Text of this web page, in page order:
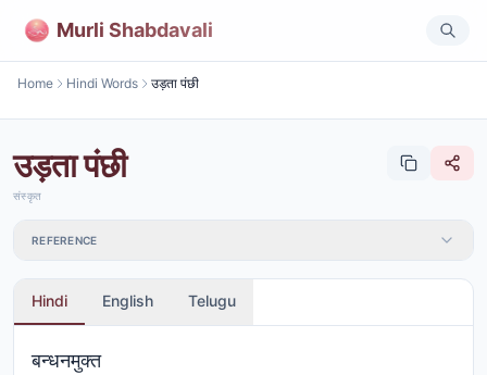
Murli Shabdavali
Home Hindi Words उड़ता पंछी
उड़ता पंछी
संस्कृत
REFERENCE
Hindi English Telugu
बन्धनमुक्त